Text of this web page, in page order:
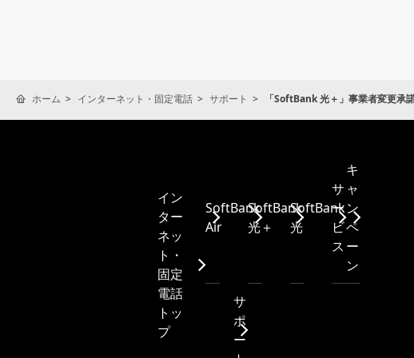
ホーム インターネット・固定電話 サポート 「SoftBank 光＋」事業者変更承
イン
ター
ネッ
ト・
固定
電話
トッ
プ
SoftBank
Air
SoftBank
光＋
SoftBank
光
サ
ー
ビ
ス
キ
ャ
ン
ペ
ー
ン
サ
ポ
ー